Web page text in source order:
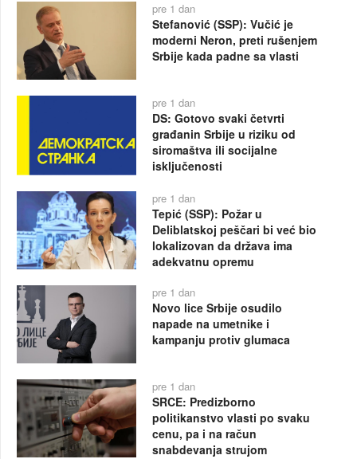
pre 1 dan
Stefanović (SSP): Vučić je
moderni Neron, preti rušenjem
Srbije kada padne sa vlasti
pre 1 dan
DS: Gotovo svaki četvrti
građanin Srbije u riziku od
siromaštva ili socijalne
isključenosti
pre 1 dan
Tepić (SSP): Požar u
Deliblatskoj peščari bi već bio
lokalizovan da država ima
adekvatnu opremu
pre 1 dan
Novo lice Srbije osudilo
napade na umetnike i
kampanju protiv glumaca
pre 1 dan
SRCE: Predizborno
politikanstvo vlasti po svaku
cenu, pa i na račun
snabdevanja strujom